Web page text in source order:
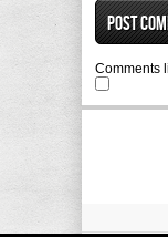
Comments